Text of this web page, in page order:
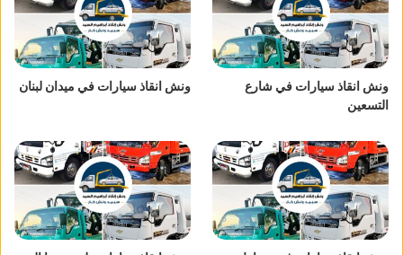
ونش انقاذ سيارات في شارع
التسعين
ونش انقاذ سيارات في ميدان لبنان